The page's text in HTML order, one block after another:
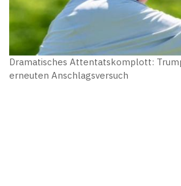
Dramatisches Attentatskomplott:
erneuten Anschlagsversuch